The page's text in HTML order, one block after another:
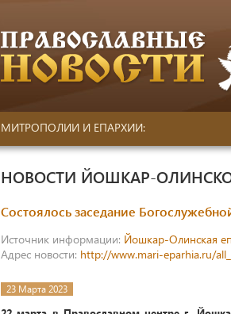
МИТРОПОЛИИ И ЕПАРХИИ:
НОВОСТИ ЙОШКАР-
Состоялось заседание
Источник информации: Йошкар-Олинская
Адрес новости: http://www.mari-eparhia.ru/
23 Марта 2023